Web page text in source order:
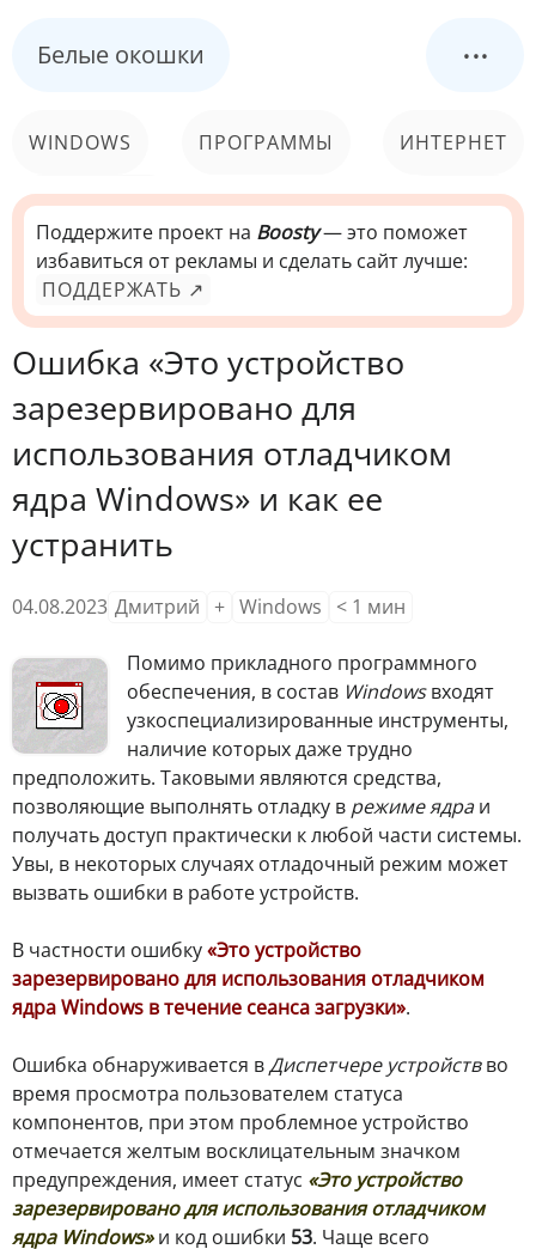
Белые окошки ...
WINDOWS ПРОГРАММЫ ИНТЕРНЕТ
КОМПЬЮТЕР
СИСТЕМА
Поддержите проект на Boosty— это поможет
избавиться от рекламы и сделать сайт лучше:
ПОДДЕРЖАТЬ ↗
Ошибка «Это устройство
зарезервировано для
использования отладчиком
ядра Windows» и как ее
устранить
04.08.2023 Дмитрий + Windows < 1 мин
Помимо прикладного программного
обеспечения, в состав Windowsвходят
узкоспециализированные инструменты,
наличие которых даже трудно
предположить. Таковыми являются средства,
позволяющие выполнять отладку в режиме ядраи
получать доступ практически к любой части системы.
Увы, в некоторых случаях отладочный режим может
вызвать ошибки в работе устройств.
В частности ошибку«Это устройство
зарезервировано для использования отладчиком
ядра Windows в течение сеанса загрузки».
Ошибка обнаруживается вДиспетчере устройствво
время просмотра пользователем статуса
компонентов, при этом проблемное устройство
отмечается желтым восклицательным значком
предупреждения, имеет статус «Это устройство
зарезервировано для использования отладчиком
ядра Windows»и код ошибки 53. Чаще всего